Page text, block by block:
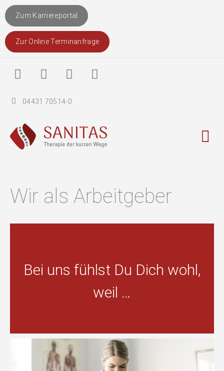
Zum Karriereportal
Zur Online Terminanfrage
04431 70514-0
Wir als Arbeitgeber​
Bei uns fühlst Du Dich wohl,
weil …